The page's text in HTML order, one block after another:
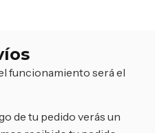
funcionamiento será el
de tu pedido verás un